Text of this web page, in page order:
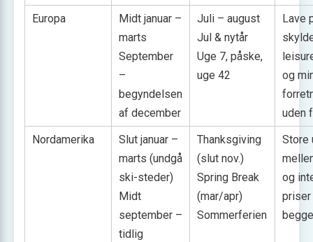
Europa
Midt januar –
marts
September
–
begyndelsen
af december
Juli – august
Jul & nytår
Uge 7, påske,
uge 42
Lave
og
uden
Nordamerika
Slut januar –
marts (undgå
ski-steder)
Midt
september –
tidlig
Thanksgiving
(slut nov.)
Spring Break
(mar/apr)
Sommerferien
Store
og